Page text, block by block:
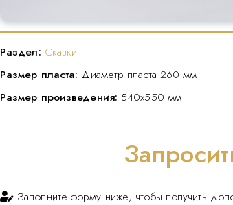
Раздел: Сказки
Размер пласта: Диаметр пласта 260 мм
Размер произведения: 540x550 мм
Заполните форму ниже, чтобы получить